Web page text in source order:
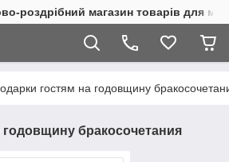
роздрібний магазин товарів для
гостям на годовщину
годовщину бракосочетания